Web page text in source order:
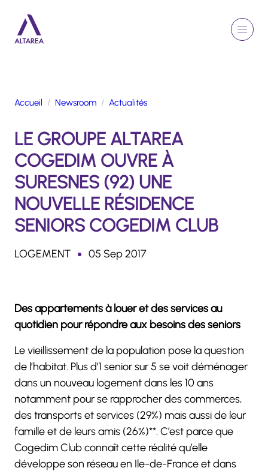
Menu
ACTIVITÉS
ENGAGEMENTS
TALENTS
FINANCE
NEWSROOM
PORTFOLIO
Rechercher
Accueil Newsroom Actualités
LE GROUPE ALTAREA
COGEDIM OUVRE À
SURESNES (92) UNE
NOUVELLE RÉSIDENCE
SENIORS COGEDIM CLUB
LOGEMENT 05 Sep 2017
Des appartements à louer et des services au
quotidien pour répondre aux besoins des seniors
Le vieillissement de la population pose la question
de l’habitat. Plus d’1 senior sur 5 se voit déménager
dans un nouveau logement dans les 10 ans
notamment pour se rapprocher des commerces,
des transports et services (29%) mais aussi de leur
famille et de leurs amis (26%)**. C’est parce que
Cogedim Club connaît cette réalité qu’elle
développe son réseau en Ile-de-France et dans